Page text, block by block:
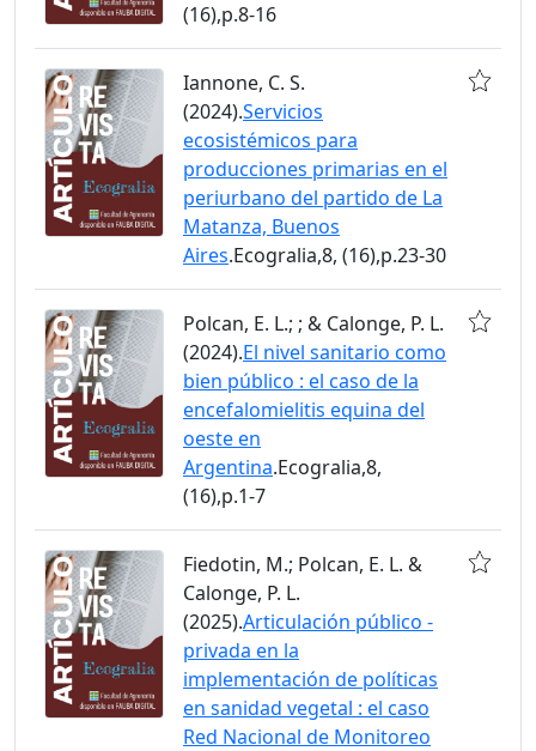
(16),p.8-16
Iannone, C. S.
(2024).Servicios
ecosistémicos para
producciones primarias en el
periurbano del partido de La
Matanza, Buenos
Aires.Ecogralia,8, (16),p.23-30
Polcan, E. L.; ; & Calonge, P. L.
(2024).El nivel sanitario como
bien público : el caso de la
encefalomielitis equina del
oeste en
Argentina.Ecogralia,8,
(16),p.1-7
Fiedotin, M.; Polcan, E. L. &
Calonge, P. L.
(2025).Articulación público -
privada en la
implementación de políticas
en sanidad vegetal : el caso
Red Nacional de Monitoreo